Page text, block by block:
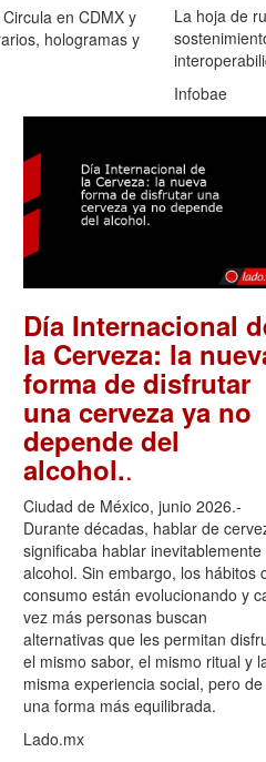
en CDMX y
hologramas y
La hoja de
Infobae
Día Internacional
la Cerveza: la
forma de disfrutar
una cerveza ya no
depende del
alcohol..
Ciudad de México, junio 2026.-
Durante décadas, hablar de
significaba hablar inevitablemente
alcohol. Sin embargo, los hábitos
consumo están evolucionando y
vez más personas buscan
alternativas que les permitan
el mismo sabor, el mismo ritual y
misma experiencia social, pero de
una forma más equilibrada.
Lado.mx